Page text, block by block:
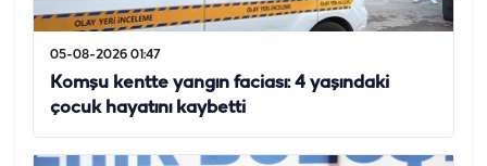
05-08-2026 01:47
Komşu kentte yangın faciası: 4 yaşındaki
çocuk hayatını kaybetti